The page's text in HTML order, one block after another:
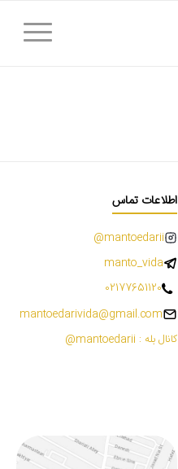
اطلاعات تماس
mantoedarii@
manto_vida
02177651120
mantoedarivida@gmail.com
کانال بله : mantoedarii@